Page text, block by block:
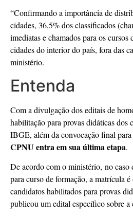
“Confirmando a importância de
cidades, 36,5% dos classificados
imediatas e chamados para os cursos
cidades do interior do país, fora das
ministério.
Entenda
Com a divulgação dos editais de
habilitação para provas didáticas dos
IBGE, além da convocação final para
CPNU entra em sua última etapa.
De acordo com o ministério, no caso
para curso de formação, a matrícula
candidatos habilitados para provas
publicou um edital específico sobre a